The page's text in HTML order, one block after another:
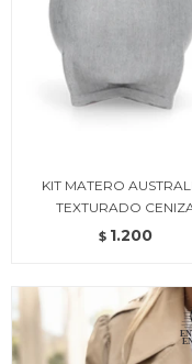
KIT MATERO
TEXTURADO
$ 1.200